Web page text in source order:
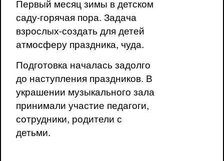
Первый месяц зимы в детском
саду-горячая пора. Задача
взрослых-создать для детей
атмосферу праздника, чуда.
Подготовка началась задолго
до наступления праздников. В
украшении музыкального зала
принимали участие педагоги,
сотрудники, родители с
детьми.